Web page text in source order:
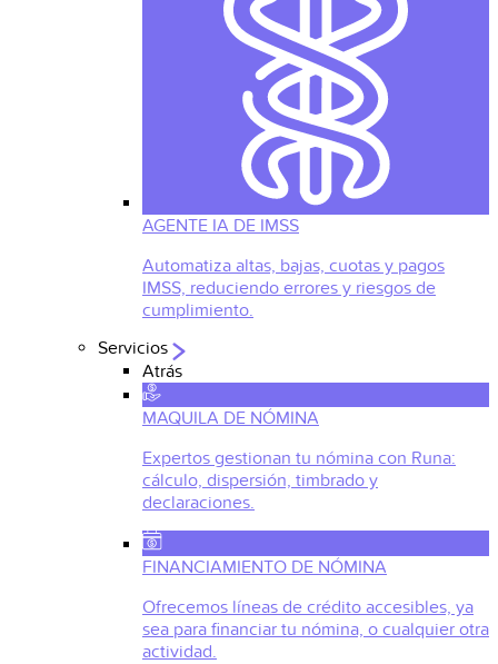
AGENTE IA DE IMSS
Automatiza altas, bajas, cuotas y pagos
IMSS, reduciendo errores y riesgos de
cumplimiento.
Servicios
Atrás
MAQUILA DE NÓMINA
Expertos gestionan tu nómina con Runa:
cálculo, dispersión, timbrado y
declaraciones.
FINANCIAMIENTO DE NÓMINA
Ofrecemos líneas de crédito accesibles, ya
sea para financiar tu nómina, o cualquier otra
actividad.